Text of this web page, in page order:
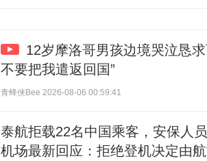
12岁摩洛哥男孩边境哭泣恳
不要把我遣返回国”
青蜂侠Bee 2026-08-06 00:59:41
泰航拒载22名中国乘客，安保人
机场最新回应：拒绝登机决定由